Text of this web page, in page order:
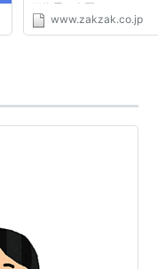
画停電は今夏だけでなく
見込みとあって、電力需
www.zakzak.co.jp